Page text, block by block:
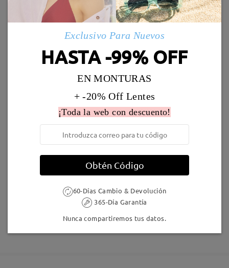
Envío
5-7 días laborales detalles
Marcos Similares
9,95 € Judy123
17,00 € M98740
Exclusivo Para Nuevos
HASTA -99% OFF
EN MONTURAS
+ -20% Off Lentes
¡Toda la web con descuento!
Obtén Código
60-Días Cambio & Devolución
365-Día Garantía
Nunca compartiremos tus datos.